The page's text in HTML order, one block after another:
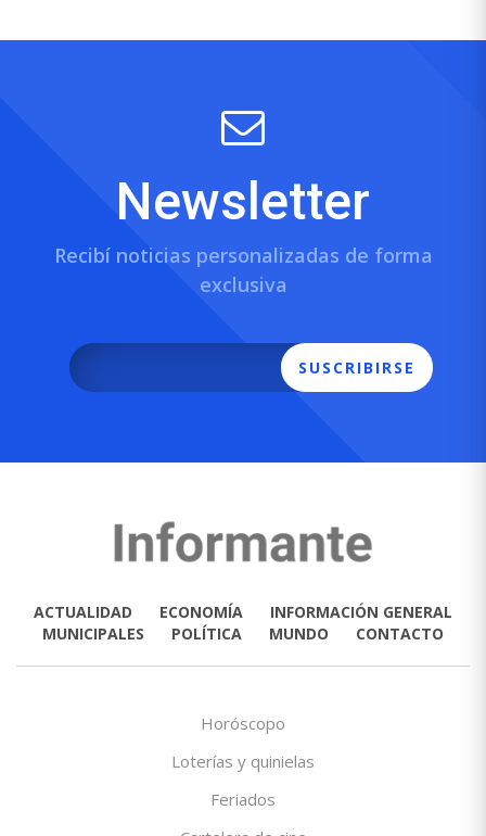
Newsletter
Recibí noticias personalizadas de forma
exclusiva
SUSCRIBIRSE
ACTUALIDAD ECONOMÍA
INFORMACIÓN GENERAL
MUNICIPALES
POLÍTICA MUNDO CONTACTO
Horóscopo
Loterías y quinielas
Feriados